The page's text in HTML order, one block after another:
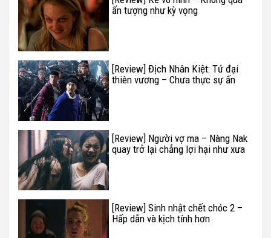
ấn tượng như kỳ vọng
[Review] Địch Nhân Kiệt: Tứ đại
thiên vương – Chưa thực sự ấn
[Review] Người vợ ma – Nàng Nak
quay trở lại chẳng lợi hại như xưa
[Review] Sinh nhật chết chóc 2 –
Hấp dẫn và kịch tính hơn